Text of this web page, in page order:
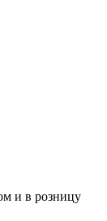
и в розницу